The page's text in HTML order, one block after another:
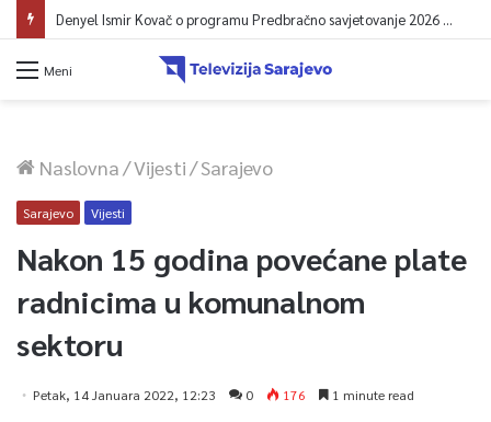
Denyel Ismir Kovač o programu Predbračno savjetovanje 2026 (video)
Meni
Naslovna/Vijesti/Sarajevo
Sarajevo Vijesti
Nakon 15 godina povećane plate
radnicima u komunalnom
sektoru
Petak, 14 Januara 2022, 12:23 0 176 1 minute read